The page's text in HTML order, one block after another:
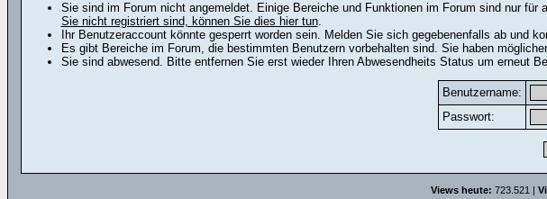
Sie sind im Forum nicht angemeldet. Einige Bereiche und Funktionen im Forum sind nur
Sie nicht registriert sind, können Sie dies hier tun.
Ihr Benutzeraccount könnte gesperrt worden sein. Melden Sie sich gegebenenfalls ab und
Es gibt Bereiche im Forum, die bestimmten Benutzern vorbehalten sind. Sie haben
Sie sind abwesend. Bitte entfernen Sie erst wieder Ihren Abwesendheits Status um erneut
Benutzername:
Passwort:
Views heute: 723.521 |